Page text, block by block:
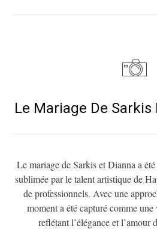
Le Mariage De Sarkis
Le mariage de Sarkis et Dianna a
sublimée par le talent artistique de
de professionnels. Avec une
moment a été capturé comme
reflétant l’élégance et l’amour